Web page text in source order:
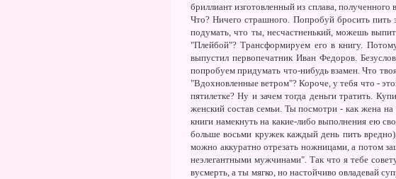
бриллиант изготовленный из сплава, полученного
Что? Ничего страшного. Попробуй бросить
подумать, что ты, несчастненький, можешь
"Плейбой"? Трансформируем его в книгу.
выпустил первопечатник Иван Федоров.
попробуем придумать что-нибудь взамен. Что
"Вдохновленные ветром"? Короче, у тебя что -
пятилетке? Ну и зачем тогда деньги тратить.
женский состав семьи. Ты посмотри - как жена
книги намекнуть на какие-либо выполнения ею
больше восьми кружек каждый день пить
можно аккуратно отрезать ножницами, а потом
неэлегантными мужчинами". Так что я тебе
вусмерть, а ты мягко, но настойчиво овладевай